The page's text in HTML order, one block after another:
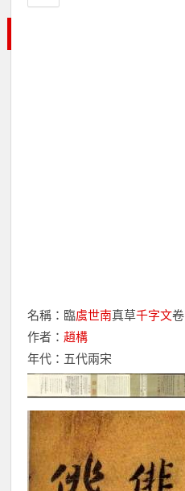
名稱：臨虞世南真草千字文卷
作者：趙構
年代：五代兩宋